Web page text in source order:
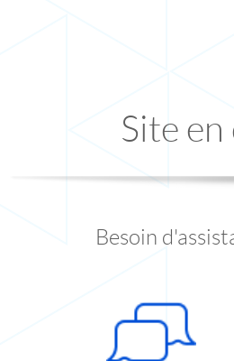
Site
Besoin